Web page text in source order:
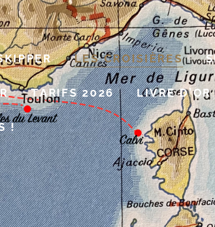
LES CROISIÈRES
TARIFS 2026 LIVRE D’OR
!